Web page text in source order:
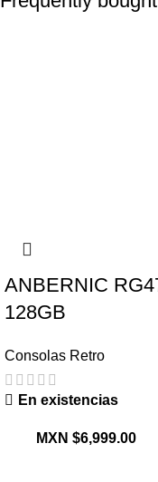
ANBERNIC
128GB
Consolas Retro
En existencias
MXN $